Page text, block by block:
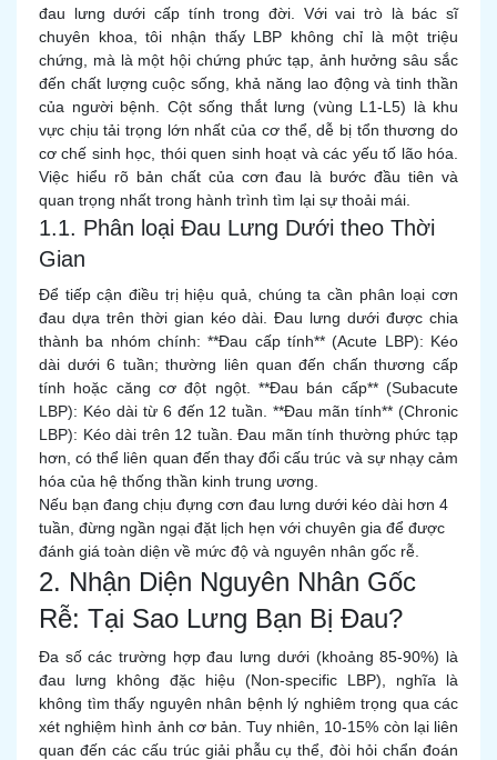
đau lưng dưới cấp tính trong đời. Với vai trò là bác sĩ
chuyên khoa, tôi nhận thấy LBP không chỉ là một triệu
chứng, mà là một hội chứng phức tạp, ảnh hưởng sâu sắc
đến chất lượng cuộc sống, khả năng lao động và tinh thần
của người bệnh. Cột sống thắt lưng (vùng L1-L5) là khu
vực chịu tải trọng lớn nhất của cơ thể, dễ bị tổn thương do
cơ chế sinh học, thói quen sinh hoạt và các yếu tố lão hóa.
Việc hiểu rõ bản chất của cơn đau là bước đầu tiên và
quan trọng nhất trong hành trình tìm lại sự thoải mái.
1.1. Phân loại Đau Lưng Dưới theo Thời
Gian
Để tiếp cận điều trị hiệu quả, chúng ta cần phân loại cơn
đau dựa trên thời gian kéo dài. Đau lưng dưới được chia
thành ba nhóm chính: **Đau cấp tính** (Acute LBP): Kéo
dài dưới 6 tuần; thường liên quan đến chấn thương cấp
tính hoặc căng cơ đột ngột. **Đau bán cấp** (Subacute
LBP): Kéo dài từ 6 đến 12 tuần. **Đau mãn tính** (Chronic
LBP): Kéo dài trên 12 tuần. Đau mãn tính thường phức tạp
hơn, có thể liên quan đến thay đổi cấu trúc và sự nhạy cảm
hóa của hệ thống thần kinh trung ương.
Nếu bạn đang chịu đựng cơn đau lưng dưới kéo dài hơn 4
tuần, đừng ngần ngại đặt lịch hẹn với chuyên gia để được
đánh giá toàn diện về mức độ và nguyên nhân gốc rễ.
2. Nhận Diện Nguyên Nhân Gốc
Rễ: Tại Sao Lưng Bạn Bị Đau?
Đa số các trường hợp đau lưng dưới (khoảng 85-90%) là
đau lưng không đặc hiệu (Non-specific LBP), nghĩa là
không tìm thấy nguyên nhân bệnh lý nghiêm trọng qua các
xét nghiệm hình ảnh cơ bản. Tuy nhiên, 10-15% còn lại liên
quan đến các cấu trúc giải phẫu cụ thể, đòi hỏi chẩn đoán